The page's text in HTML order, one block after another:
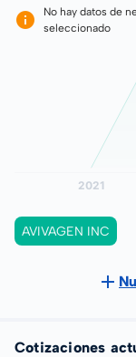
No hay datos de
seleccionado
AVIVAGEN INC
Cotizaciones